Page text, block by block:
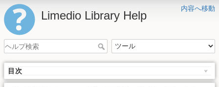
内容へ移動
Limedio Library Help
目次